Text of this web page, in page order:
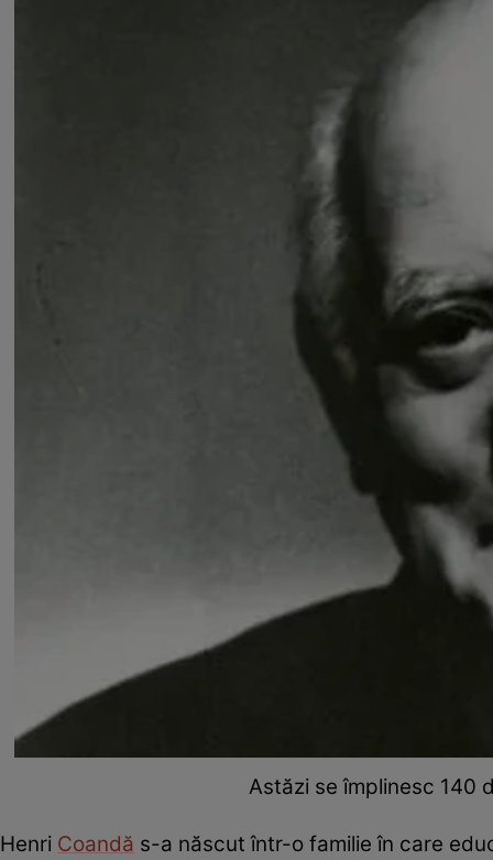
Astăzi se împlinesc 140
Henri Coandă s-a născut într-o familie în care